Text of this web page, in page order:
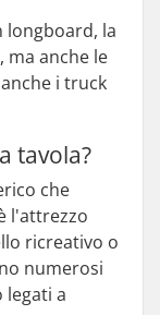
longboard, la
ma anche le
i truck
tavola?
che
l'attrezzo
ricreativo o
numerosi
legati a